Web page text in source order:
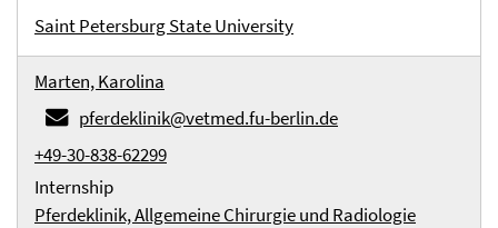
Saint Petersburg State University
Marten, Karolina
pferdeklinik@vetmed.fu-berlin.de
+49-30-838-62299
Internship
Pferdeklinik, Allgemeine Chirurgie und Radiologie